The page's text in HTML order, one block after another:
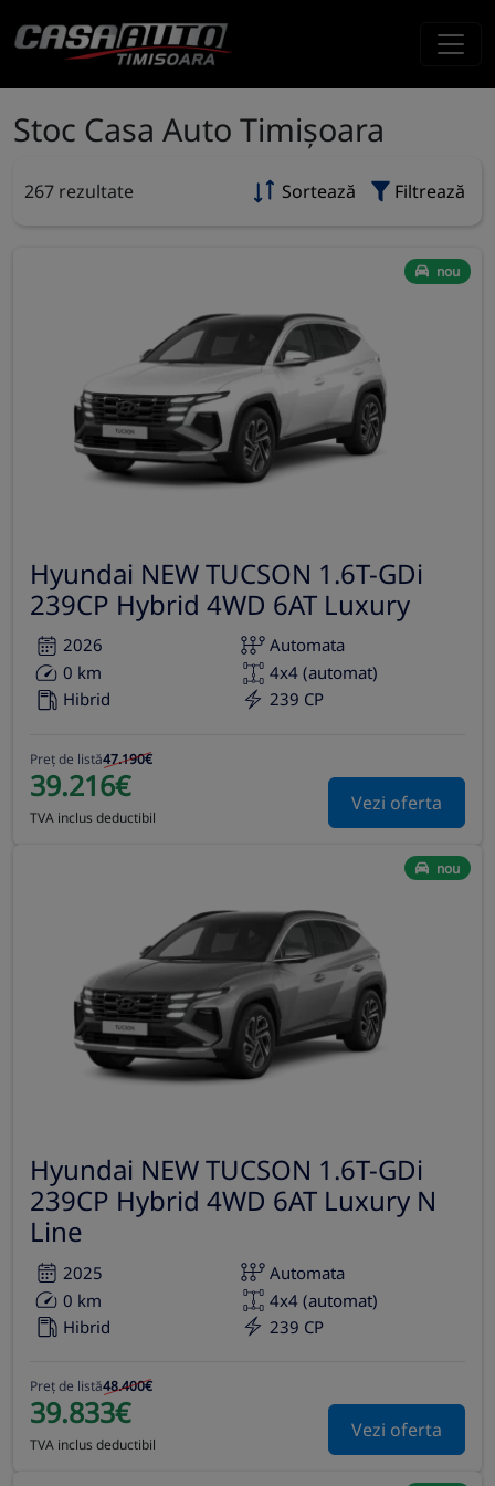
Stoc Casa Auto Timișoara
267 rezultate Sortează Filtrează
nou
Hyundai NEW TUCSON 1.6T-GDi
239CP Hybrid 4WD 6AT Luxury
2026
Automata
0 km
4x4 (automat)
Hibrid
239 CP
Preț de listă47.190€
39.216€
TVA inclus deductibil
Vezi oferta
nou
Hyundai NEW TUCSON 1.6T-GDi
239CP Hybrid 4WD 6AT Luxury N
Line
2025
Automata
0 km
4x4 (automat)
Hibrid
239 CP
Preț de listă48.400€
39.833€
TVA inclus deductibil
Vezi oferta